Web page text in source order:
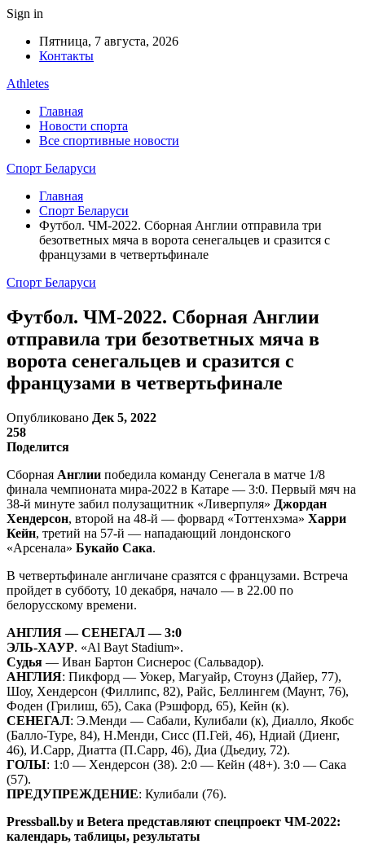
Sign in
Пятница, 7 августа, 2026
Контакты
Athletes
Главная
Новости спорта
Все спортивные новости
Спорт Беларуси
Главная
Спорт Беларуси
Футбол. ЧМ-2022. Сборная Англии отправила три
безответных мяча в ворота сенегальцев и сразится с
французами в четвертьфинале
Спорт Беларуси
Футбол. ЧМ-2022. Сборная Англии
отправила три безответных мяча в
ворота сенегальцев и сразится с
французами в четвертьфинале
Опубликовано Дек 5, 2022
258
Поделится
Сборная Англии победила команду Сенегала в матче 1/8
финала чемпионата мира-2022 в Катаре — 3:0. Первый мяч на
38-й минуте забил полузащитник «Ливерпуля» Джордан
Хендерсон, второй на 48-й — форвард «Тоттенхэма» Харри
Кейн, третий на 57-й — нападающий лондонского
«Арсенала» Букайо Сака.
В четвертьфинале англичане сразятся с французами. Встреча
пройдет в субботу, 10 декабря, начало — в 22.00 по
белорусскому времени.
АНГЛИЯ — СЕНЕГАЛ — 3:0
ЭЛЬ-ХАУР. «Al Bayt Stadium».
Судья — Иван Бартон Сиснерос (Сальвадор).
АНГЛИЯ: Пикфорд — Уокер, Магуайр, Стоунз (Дайер, 77),
Шоу, Хендерсон (Филлипс, 82), Райс, Беллингем (Маунт, 76),
Фоден (Грилиш, 65), Сака (Рэшфорд, 65), Кейн (к).
СЕНЕГАЛ: Э.Менди — Сабали, Кулибали (к), Диалло, Якобс
(Балло-Туре, 84), Н.Менди, Сисс (П.Гей, 46), Ндиай (Диенг,
46), И.Сарр, Диатта (П.Сарр, 46), Диа (Дьедиу, 72).
ГОЛЫ: 1:0 — Хендерсон (38). 2:0 — Кейн (48+). 3:0 — Сака
(57).
ПРЕДУПРЕЖДЕНИЕ: Кулибали (76).
Pressball.by и Betera представляют спецпроект ЧМ-2022:
календарь, таблицы, результаты